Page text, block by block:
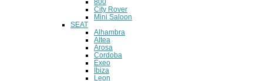
City Rover
Mini Saloon
SEAT
Alhambra
Altea
Arosa
Cordoba
Exeo
Ibiza
Leon